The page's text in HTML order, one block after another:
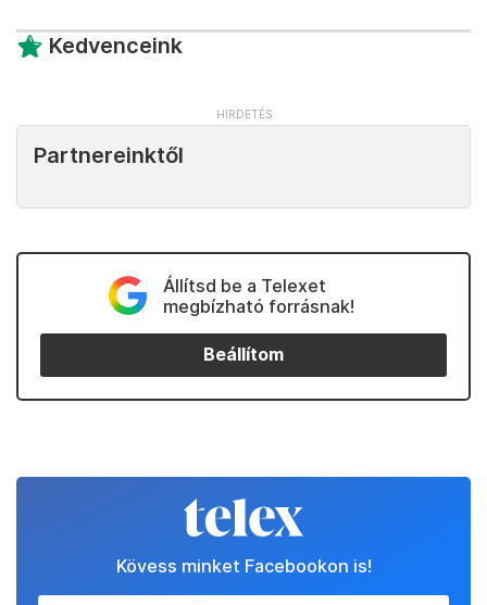
Kedvenceink
Partnereinktől
Állítsd be a Telexet
megbízható forrásnak!
Beállítom
Kövess minket Facebookon is!